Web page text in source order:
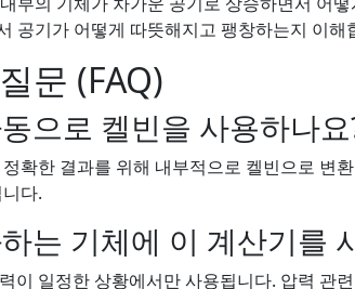
공기가 어떻게 따뜻해지고 팽창하는지 이해
문 (FAQ)
으로 켈빈을 사용하나요
확한 결과를 위해 내부적으로 켈빈으로 변
다.
는 기체에 이 계산기를
이 일정한 상황에서만 사용됩니다. 압력 관